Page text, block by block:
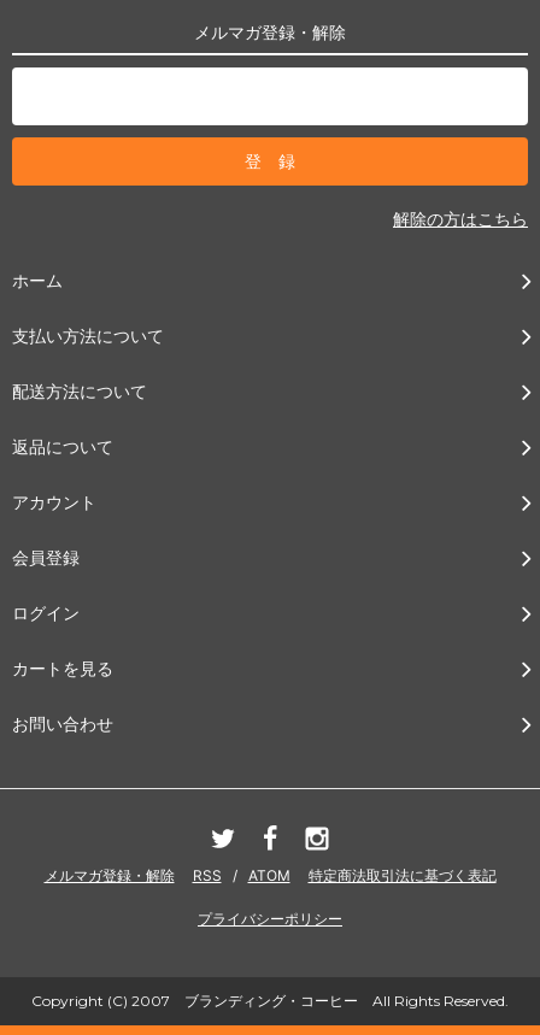
メルマガ登録・解除
解除の方はこちら
ホーム
支払い方法について
配送方法について
返品について
アカウント
会員登録
ログイン
カートを見る
お問い合わせ
メルマガ登録・解除 RSS / ATOM 特定商法取引法に基づく表記
プライバシーポリシー
Copyright (C) 2007 ブランディング・コーヒー All Rights Reserved.